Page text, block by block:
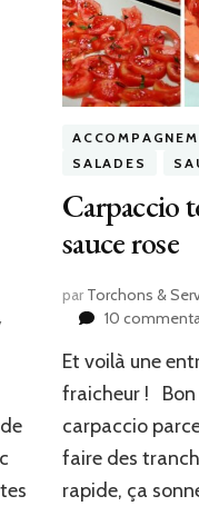
SALADES
Carpaccio
sauce rose
par Torchons &
10
Et voilà une
fraicheur ! Bon
carpaccio
faire des
rapide, ça